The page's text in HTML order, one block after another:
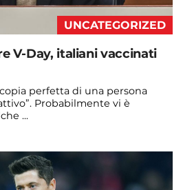
UNCATEGORIZED
V-Day, italiani vaccinati
perfetta di una persona
Probabilmente vi è
...
fa